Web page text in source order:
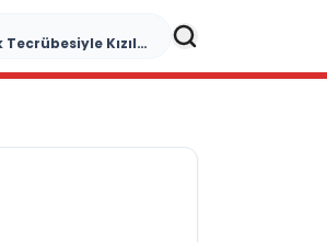
20 Yıllık Esnaflık Tecrübesiyle Kızıltepe'ye Yeni Bir Marka Kazandırdı